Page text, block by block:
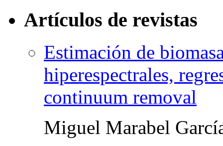
Artículos de revistas
Estimación de
hiperespectrales,
continuum removal
Miguel Marabel